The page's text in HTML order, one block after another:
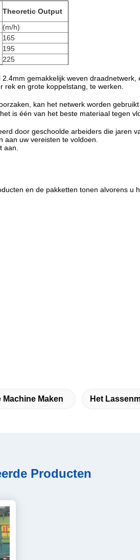
Theoretic Output
(m/h)
165
195
225
gemakkelijk weven draadnetwerk,
en grote koppelstang, te werken.
kan het netwerk worden
is één van het beste materiaal tegen
door geschoolde arbeiders die jaren
uw vereisten te voldoen.
aan.
en de pakketten tonen alvorens u
Machine Maken Het
Producten